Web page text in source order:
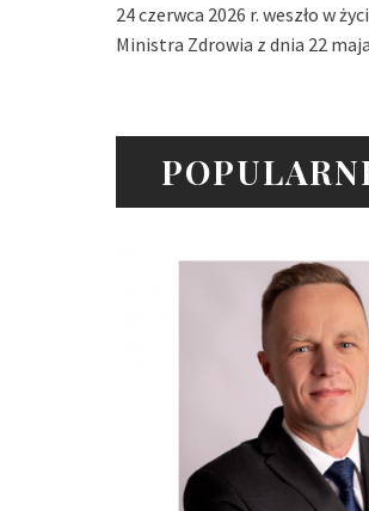
24 czerwca 2026 r. weszło w
Ministra Zdrowia z dnia 22